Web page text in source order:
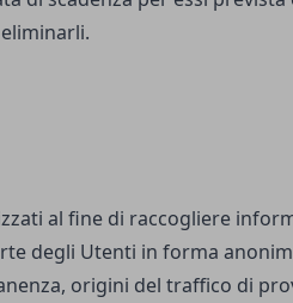
al fine di raccogliere
degli Utenti in forma
origini del traffico di